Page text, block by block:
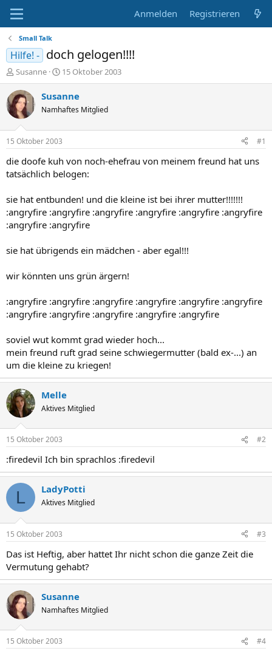
Anmelden Registrieren
Small Talk
Hilfe! - doch gelogen!!!!
E
r
s
t
e
e
r
Susanne
E
r
s
e
l
t
a
m
15 Oktober 2003
Susanne
Namhaftes Mitglied
15 Oktober 2003 #1
die doofe kuh von noch-ehefrau von meinem freund hat uns
tatsächlich belogen:
sie hat entbunden! und die kleine ist bei ihrer mutter!!!!!!!
:angryfire :angryfire :angryfire :angryfire :angryfire :angryfire
:angryfire :angryfire
sie hat übrigends ein mädchen - aber egal!!!
wir könnten uns grün ärgern!
:angryfire :angryfire :angryfire :angryfire :angryfire :angryfire
:angryfire :angryfire :angryfire :angryfire :angryfire
soviel wut kommt grad wieder hoch...
mein freund ruft grad seine schwiegermutter (bald ex-...) an
um die kleine zu kriegen!
Melle
Aktives Mitglied
15 Oktober 2003 #2
:firedevil Ich bin sprachlos :firedevil
L LadyPotti
Aktives Mitglied
15 Oktober 2003 #3
Das ist Heftig, aber hattet Ihr nicht schon die ganze Zeit die
Vermutung gehabt?
Susanne
Namhaftes Mitglied
15 Oktober 2003 #4